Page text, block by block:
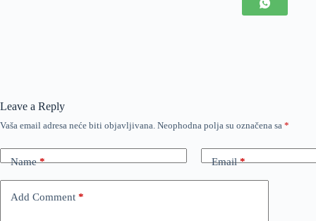
Leave a Reply
Vaša email adresa neće biti objavljivana. Neophodna polja su označena sa *
Name* Email*
Add Comment *